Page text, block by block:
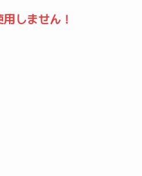
しません！